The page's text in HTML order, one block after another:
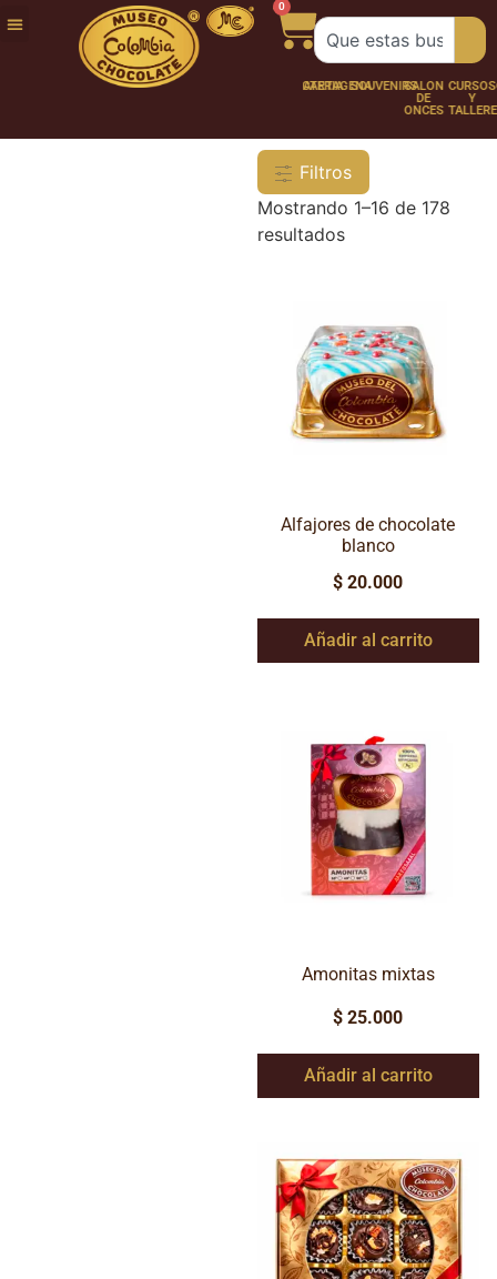
0
FUNDACIÓNNUESTRATRABAJA
CHOCOLATERÍA
CARTAGENASOUVENIRSSALÓN
DE
ONCES
CURSOS
Y
Filtros
Mostrando 1–16 de 178
resultados
Alfajores de chocolate
blanco
$ 20.000
Añadir al carrito
Amonitas mixtas
$ 25.000
Añadir al carrito